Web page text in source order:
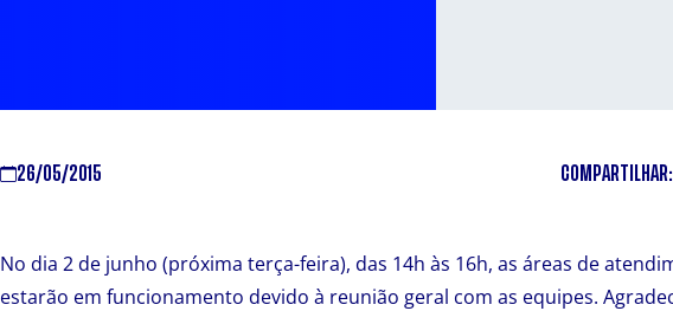
26/05/2015 COMPARTILHAR:
No dia 2 de junho (próxima terça-feira), das 14h às 16h, as áreas de
estarão em funcionamento devido à reunião geral com as equipes.